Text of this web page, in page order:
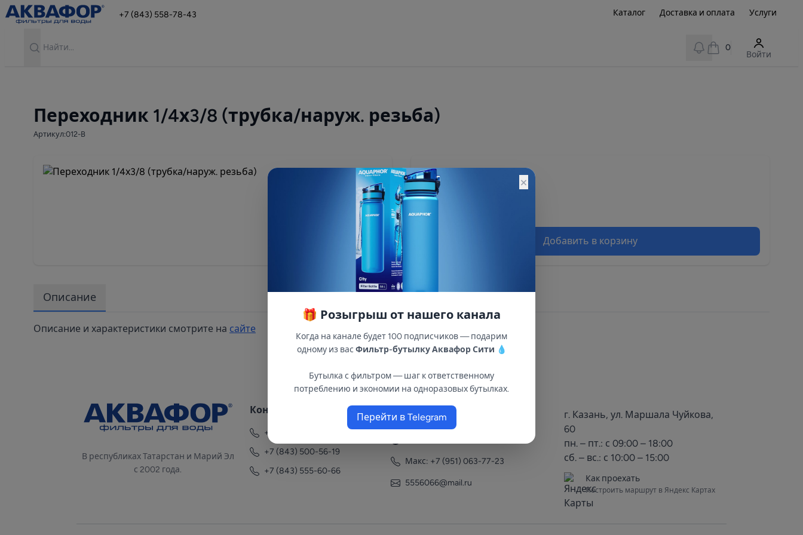
+7 (843) 558-78-43 Каталог Доставка и оплата Услуги
View notifications
0
Войти
Переходник 1/4х3/8 (трубка/наруж. резьба)
Артикул:012-B
150 ₽
Остатки:
Добавить в корзину
Описание
Описание и характеристики смотрите на сайте
В республиках Татарстан и Марий Эл
с 2002 года.
Контакты
+7 (843) 558-78-43
+7 (843) 500-56-19
+7 (843) 555-60-66
+7 (951) 063-77-23
Макс: +7 (951) 063-77-23
5556066@mail.ru
г. Казань, ул. Маршала Чуйкова,
60
пн. – пт.: с 09:00 – 18:00
сб. – вс.: с 10:00 – 15:00
Как проехать
Построить маршрут в Яндекс Картах
×
🎁 Розыгрыш от нашего канала
Когда на канале будет 100 подписчиков — подарим
одному из вас Фильтр-бутылку Аквафор Сити 💧
Бутылка с фильтром — шаг к ответственному
потреблению и экономии на одноразовых бутылках.
Перейти в Telegram